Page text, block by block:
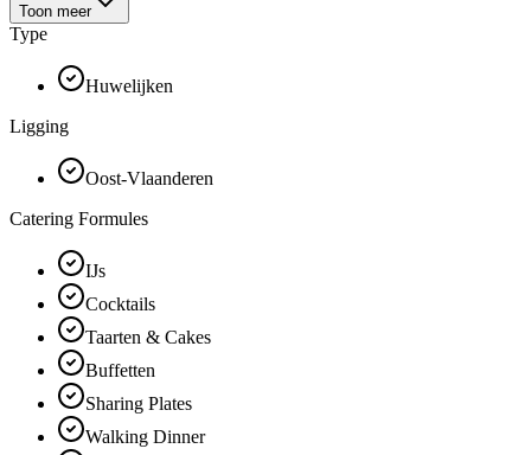
Toon meer
Type
Huwelijken
Ligging
Oost-Vlaanderen
Catering Formules
IJs
Cocktails
Taarten & Cakes
Buffetten
Sharing Plates
Walking Dinner